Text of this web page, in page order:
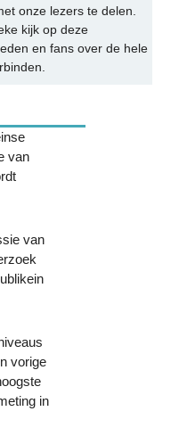
onze lezers te delen.
kijk op deze
en fans over de hele
van
van
vorige
in